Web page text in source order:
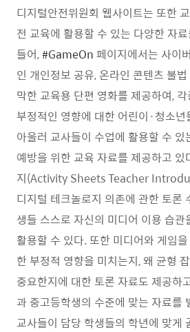
디지털안전위원회 웹사이트는 또한
전 교육에 활용할 수 있는 다양한 자
들어,#GameOn 페이지에서는 사이
인 개인정보 공유,온라인 콘텐츠 불
막한 교육용 단편 영화를 제공하여,
부정적인 영향에 대한 어린이 ·청소년
아울러 교사들이 수업에 활용할 수 있
예방을 위한 교육 자료를 제공하고 있
지(Activity Sheets Teacher
디지털 테크놀로지 의존에 관한 토론
생들 스스로 자신의 미디어 이용 습관
활용할 수 있다. 또한 미디어와 게임
한 부정적 영향을 미치는지,왜 균형
중요한지에 대한 토론 자료도 제공하
과 중고등학생의 수준에 맞는 자료를
교사들이 담당 학생들의 학년에 맞게